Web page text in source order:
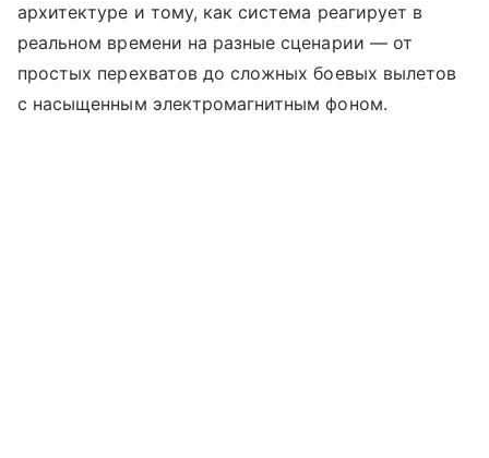
архитектуре и тому, как система реагирует в
реальном времени на разные сценарии — от
простых перехватов до сложных боевых вылетов
с насыщенным электромагнитным фоном.